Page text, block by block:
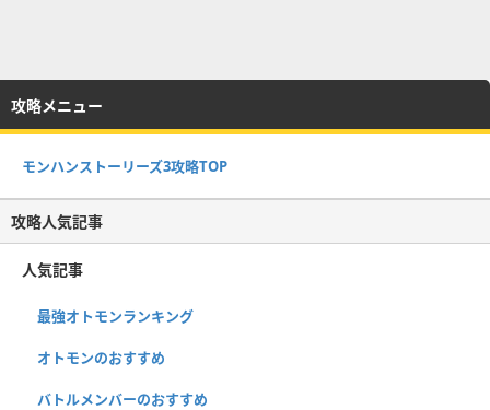
攻略メニュー
モンハンストーリーズ3攻略TOP
攻略人気記事
人気記事
最強オトモンランキング
オトモンのおすすめ
バトルメンバーのおすすめ